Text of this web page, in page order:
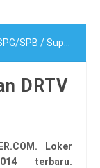
SPB /Supervisor
DRTV
Loker
terbaru.